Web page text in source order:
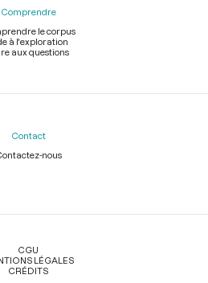
Comprendre
le corpus
à l'exploration
aux questions
Contact
nous
CGU
LÉGALES
CRÉDITS